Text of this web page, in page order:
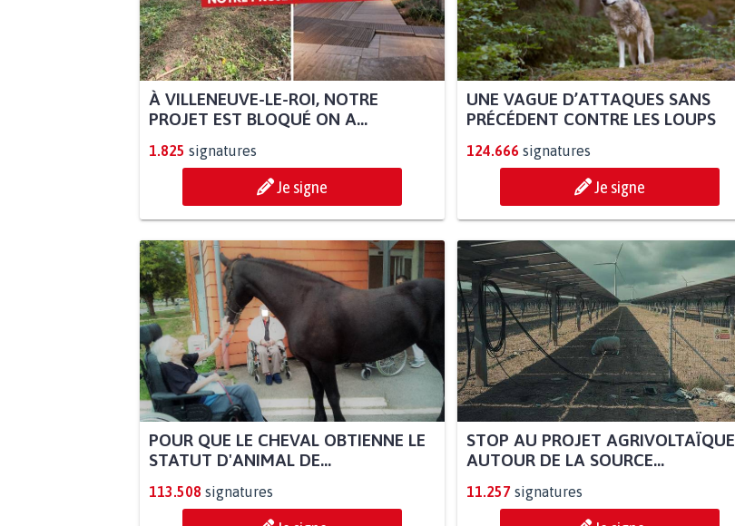
À VILLENEUVE-LE-ROI, NOTRE
PROJET EST BLOQUÉ ON A...
1.825 signatures
Je signe
UNE VAGUE D’ATTAQUES SANS
PRÉCÉDENT CONTRE LES LOUPS
124.666 signatures
Je signe
POUR QUE LE CHEVAL OBTIENNE LE
STATUT D'ANIMAL DE...
113.508 signatures
STOP AU PROJET AGRIVOLTAÏQUE
AUTOUR DE LA SOURCE...
11.257 signatures